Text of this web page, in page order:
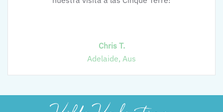
Chris T.
Adelaide, Aus